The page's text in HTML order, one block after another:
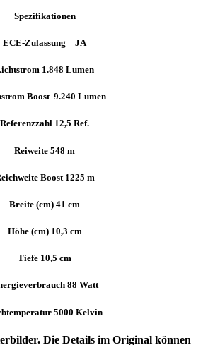
Spezifikationen
ECE-Zulassung – JA
1.848 Lumen
Boost 9.240 Lumen
Referenzzahl 12,5 Ref.
Reiweite 548 m
Boost 1225 m
Breite (cm) 41 cm
Höhe (cm) 10,3 cm
Tiefe 10,5 cm
88 Watt
5000 Kelvin
Die Details im Original können